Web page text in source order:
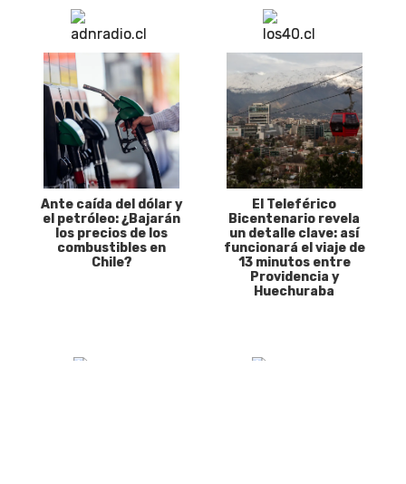
Ante caída del dólar y
el petróleo: ¿Bajarán
los precios de los
combustibles en
Chile?
El Teleférico
Bicentenario revela
un detalle clave: así
funcionará el viaje de
13 minutos entre
Providencia y
Huechuraba